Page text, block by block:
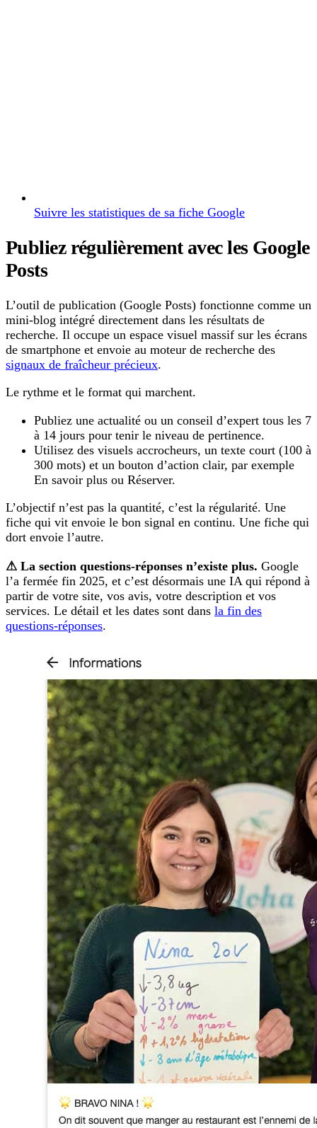
Suivre les statistiques de sa fiche Google
Publiez régulièrement avec les Google
Posts
L’outil de publication (Google Posts) fonctionne comme un
mini-blog intégré directement dans les résultats de
recherche. Il occupe un espace visuel massif sur les écrans
de smartphone et envoie au moteur de recherche des
signaux de fraîcheur précieux.
Le rythme et le format qui marchent.
Publiez une actualité ou un conseil d’expert tous les 7
à 14 jours pour tenir le niveau de pertinence.
Utilisez des visuels accrocheurs, un texte court (100 à
300 mots) et un bouton d’action clair, par exemple
En savoir plus ou Réserver.
L’objectif n’est pas la quantité, c’est la régularité. Une
fiche qui vit envoie le bon signal en continu. Une fiche qui
dort envoie l’autre.
⚠ La section questions-réponses n’existe plus. Google
l’a fermée fin 2025, et c’est désormais une IA qui répond à
partir de votre site, vos avis, votre description et vos
services. Le détail et les dates sont dans la fin des
questions-réponses.